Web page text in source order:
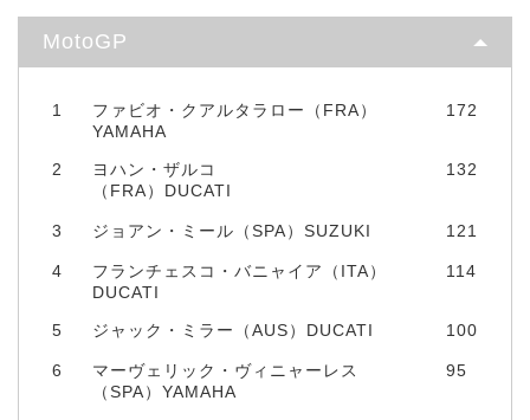
MotoGP
1
ファビオ・クアルタラロー（FRA）
YAMAHA
172
2
ヨハン・ザルコ
（FRA）DUCATI
132
3 ジョアン・ミール（SPA）SUZUKI 121
4
フランチェスコ・バニャイア（ITA）
DUCATI
114
5 ジャック・ミラー（AUS）DUCATI 100
6
マーヴェリック・ヴィニャーレス
（SPA）YAMAHA
95